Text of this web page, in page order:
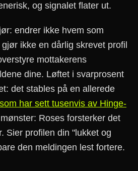
og signalet flater ut.
endrer ikke hvem som
ikke en dårlig skrevet profil
mottakerens
dine. Løftet i svarprosent
det stables på en allerede
har sett tusenvis av Hinge-
Roses forsterker det
Sier profilen din "lukket og
den meldingen lest fortere.